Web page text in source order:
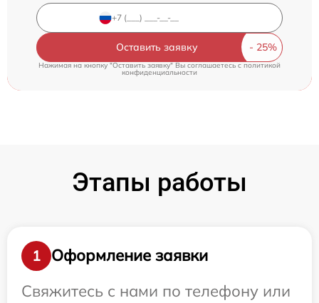
Оставить заявку
Нажимая на кнопку "Оставить заявку" Вы соглашаетесь cполитикой
конфиденциальности
Этапы работы
1
Оформление заявки
Свяжитесь с нами по телефону или